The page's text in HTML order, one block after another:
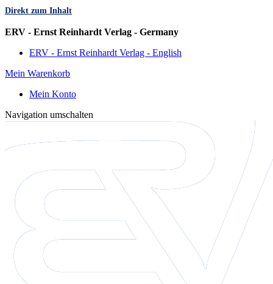
Direkt zum Inhalt
ERV - Ernst Reinhardt Verlag - Germany
ERV - Ernst Reinhardt Verlag - English
Mein Warenkorb
Mein Konto
Navigation umschalten